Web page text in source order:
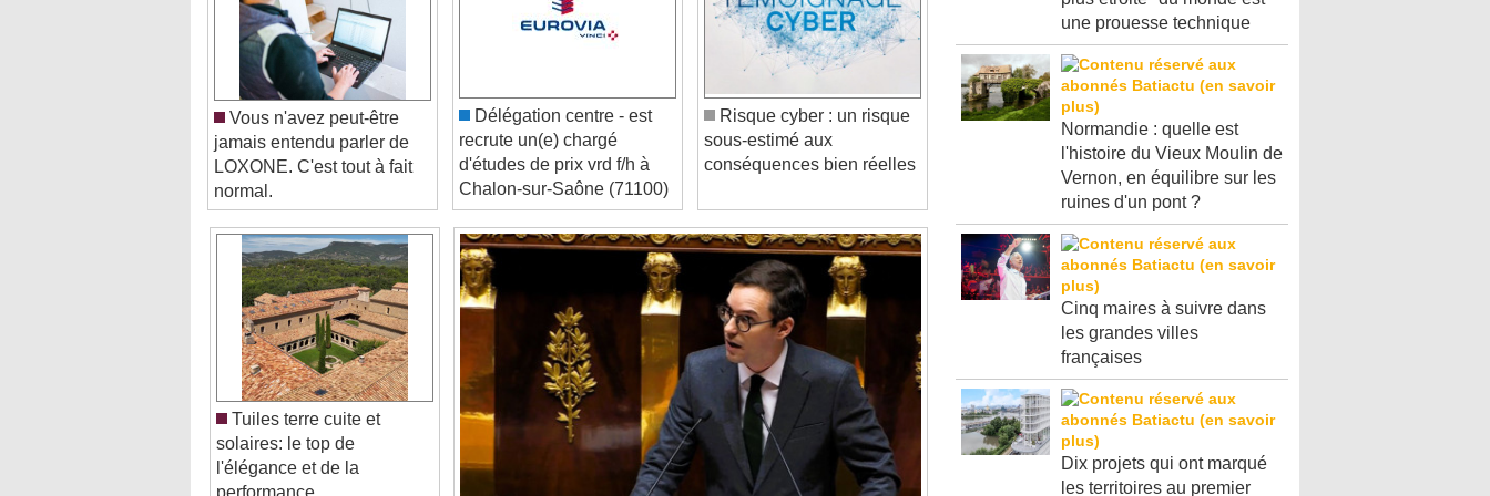
Video Player is loading. Video Player is loading.
Vous n'avez peut-être
jamais entendu parler de
LOXONE. C'est tout à fait
normal.
recrute un(e) chargé
d'études de prix vrd f/h à
Chalon-sur-Saône (71100)
Risque cyber : un risque
sous-estimé aux
conséquences bien réelles
Tuiles terre cuite et
solaires: le top de
l'élégance et de la
performance
une prouesse technique
Normandie : quelle est
l'histoire du Vieux Moulin de
Vernon, en équilibre sur les
ruines d'un pont ?
Cinq maires à suivre dans
les grandes villes
françaises
Dix projets qui ont marqué
les territoires au premier